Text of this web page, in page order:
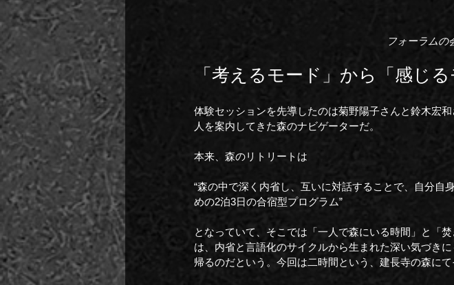
フォーラムの
「考えるモード」から「感じ
体験セッションを先導したのは菊野陽子さんと鈴木宏
人を案内してきた森のナビゲーターだ。
本来、森のリトリートは
“森の中で深く内省し、互いに対話することで、自分自
めの2泊3日の合宿型プログラム”
となっていて、そこでは「一人で森にいる時間」と「
は、内省と言語化のサイクルから生まれた深い気づき
帰るのだという。今回は二時間という、建長寺の森に